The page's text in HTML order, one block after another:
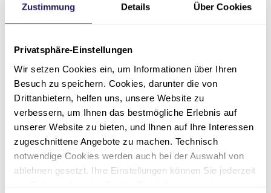
Zustimmung Details Über Cookies
Privatsphäre-Einstellungen
Wir setzen Cookies ein, um Informationen über Ihren
Besuch zu speichern. Cookies, darunter die von
Drittanbietern, helfen uns, unsere Website zu
verbessern, um Ihnen das bestmögliche Erlebnis auf
unserer Website zu bieten, und Ihnen auf Ihre Interessen
zugeschnittene Angebote zu machen. Technisch
notwendige Cookies werden auch bei der Auswahl von
ablehnen gesetzt. Ihre Einstellungen können Sie jederzeit
Pflege & Wohnen Katharina |
Seelsorge
baerbel.spieker(at)kircheanhalt.de
Kontakt